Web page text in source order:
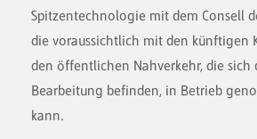
Spitzentechnologie mit dem Consell
die voraussichtlich mit den künftigen
den öffentlichen Nahverkehr, die sich
Bearbeitung befinden, in Betrieb
kann.